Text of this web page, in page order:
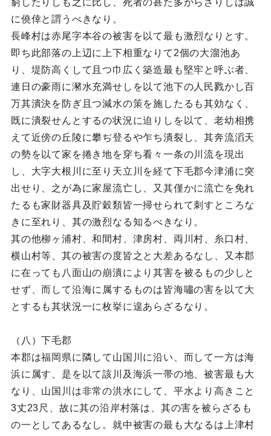
窮したりしも之に比し、死者の甚た多からざりしは誠
に僥倖と謂うべきなり。
長峰村は赤尾字本谷の被害を以て最も激烈なりとす。
即ち此部落の上辺に上下相重なりて2個の大溜池あ
り、堤防高くして且つ巾広く築造最も堅牢と呼ぶ者、
連日の豪雨に瀦水充満せしを以て池下の人民戮かし百
万其潰決を防ぎ且つ減水の策を施したるも其効なく、
既に潰裂せんとするの状況に迫りしを以て、老幼相携
えて近傍の丘陵に攀ぢ登るや乍ち潰裂し、其奔流滔天
の勢を以て家を捲き地を穿ち看々一条の川流を現出
し、大字大根川に至り天立川を経て下毛郡今津浦に突
出せり、之が為に家屋流亡し、又其僅かに流亡を免れ
たるも家財器具及貯穀類皆一掃せられて刺すところな
きに至れり、其の激烈なる知るべきなり。
其の他柳ヶ浦村、和間村、津房村、両川村、糸口村、
横山村等、其の被害の度皆之と大差あるなし、又本郡
に在っても八面山の崩潰により其害を被るもの少しと
せず、而して沿海に属するものは皆海嘯の害を以て大
とするも其状況一に枚挙に遑あらざるなり。
（八）下毛郡
本郡は福岡県に隣して山国川に沿い、而して一方は海
浜に属す、是を以て該川及海浜一帯の地、被害最も大
なり、山国川は非常の洪水にして、平水より高きこと
3丈23尺、故に其の沿岸村落は、其の害を被らざるも
の一としてあるなし。就中被害の最も大なるは上津村